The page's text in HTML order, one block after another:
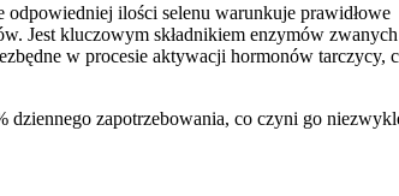
ilości selenu warunkuje prawidłowe
Jest kluczowym składnikiem enzymów zwanych
w procesie aktywacji hormonów tarczycy,
dziennego zapotrzebowania, co czyni go